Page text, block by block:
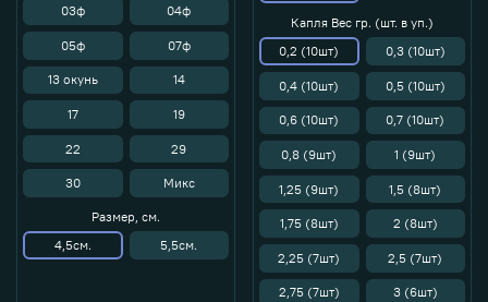
03ф 04ф
05ф 07ф
13 окунь 14
17 19
22 29
30 Микс
Размер, см.
4,5см.
5,5см.
Капля Вес гр. (шт. в уп.)
0,2 (10шт)
0,3 (10шт)
0,4 (10шт) 0,5 (10шт)
0,6 (10шт) 0,7 (10шт)
0,8 (9шт) 1 (9шт)
1,25 (9шт) 1,5 (8шт)
1,75 (8шт) 2 (8шт)
2,25 (7шт) 2,5 (7шт)
2,75 (7шт) 3 (6шт)